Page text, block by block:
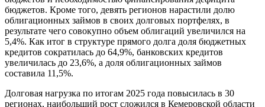
бюджетов. Кроме того, девять регионов нарастили долю
облигационных займов в своих долговых портфелях, в
результате чего совокупно объем облигаций увеличился на
5,4%. Как итог в структуре прямого долга доля бюджетных
кредитов сократилась до 64,9%, банковских кредитов
увеличилась до 23,6%, а доля облигационных займов
составила 11,5%.
Долговая нагрузка по итогам 2025 года повысилась в 30
регионах, наибольший рост сложился в Кемеровской области